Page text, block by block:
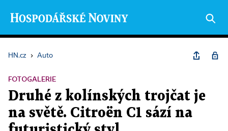
HN.cz › Auto
FOTOGALERIE
Druhé z kolínských trojčat je
na světě. Citroën C1 sází na